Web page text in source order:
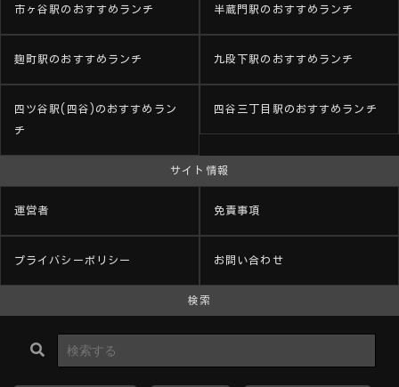
市ヶ谷駅のおすすめランチ 半蔵門駅のおすすめランチ
麹町駅のおすすめランチ 九段下駅のおすすめランチ
四ツ谷駅(四谷)のおすすめラン
チ
四谷三丁目駅のおすすめランチ
サイト情報
運営者 免責事項
プライバシーポリシー お問い合わせ
検索